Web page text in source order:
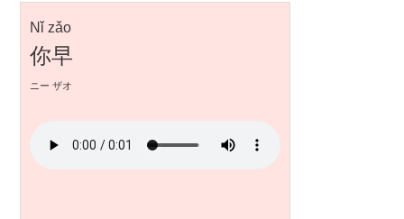
Nǐ zǎo
你早
ニー ザオ